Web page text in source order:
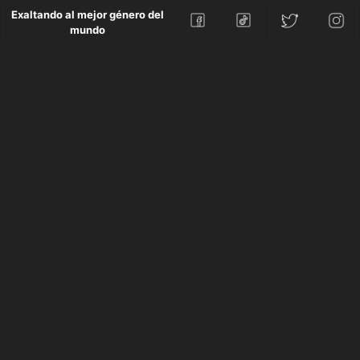
Exaltando al mejor género del
mundo